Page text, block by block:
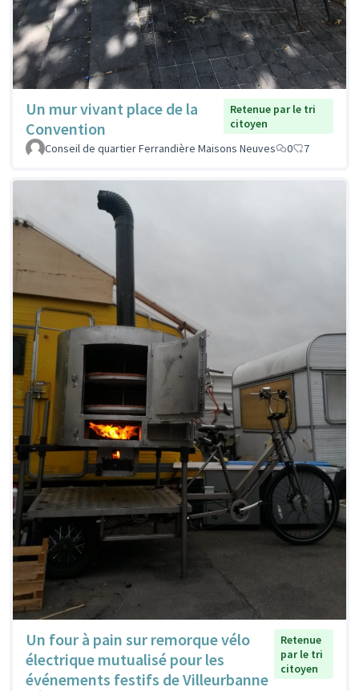
Un mur vivant place de la
Convention
Retenue par le tri
citoyen
Conseil de quartier Ferrandière Maisons Neuves
0 7
Un four à pain sur remorque vélo
électrique mutualisé pour les
événements festifs de Villeurbanne
Retenue
par le tri
citoyen